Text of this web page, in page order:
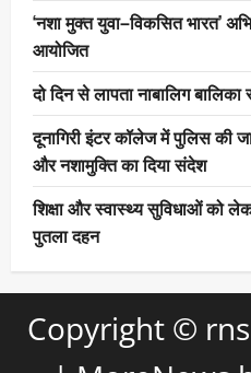
‘नशा मुक्त युवा–विकसित भारत’
आयोजित
दो दिन से लापता नाबालिग
दूनागिरी इंटर कॉलेज में पुलिस की
और नशामुक्ति का दिया संदेश
शिक्षा और स्वास्थ्य सुविधाओं को
पुतला दहन
Copyright ©